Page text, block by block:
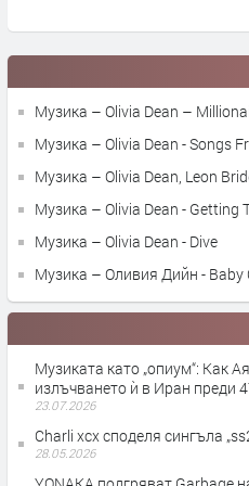
Музика – Olivia Dean –
Музика – Olivia Dean - Songs
Музика – Olivia Dean, Leon
Музика – Olivia Dean - Getting
Музика – Olivia Dean - Dive
Музика – Оливия Дийн - Baby
Музиката като „опиум“: Как
излъчването ѝ в Иран преди
23.07.2026
Charli xcx споделя сингъла
28.05.2026